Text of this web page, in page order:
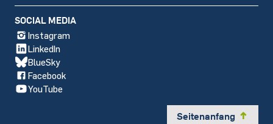
SOCIAL MEDIA
Instagram
LinkedIn
BlueSky
Facebook
YouTube
Seitenanfang y